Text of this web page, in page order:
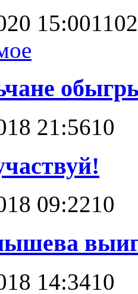
15:00
21:5610
09:2210
14:3410